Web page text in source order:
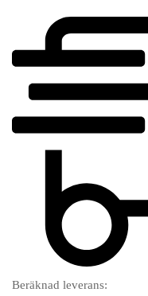
Beräknad leverans: